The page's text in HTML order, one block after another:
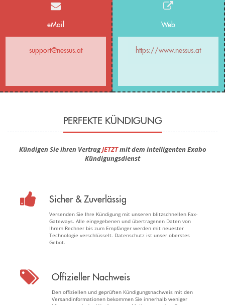
eMail
support@nessus.at
Web
https://www.nessus.at
PERFEKTE KÜNDIGUNG
Kündigen Sie ihren VertragJETZTmit dem intelligenten Exabo
Kündigungsdienst
Sicher & Zuverlässig
Versenden Sie Ihre Kündigung mit unseren blitzschnellen Fax-
Gateways. Alle eingegebenen und übertragenen Daten von
Ihrem Rechner bis zum Empfänger werden mit neuester
Technologie verschlüsselt. Datenschutz ist unser oberstes
Gebot.
Offizieller Nachweis
Den offiziellen und geprüften Kündigungsnachweis mit den
Versandinformationen bekommen Sie innerhalb weniger